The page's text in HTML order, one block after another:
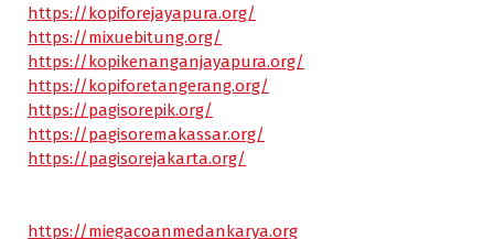
https://kopiforejayapura.org/
https://mixuebitung.org/
https://kopikenanganjayapura.org/
https://kopiforetangerang.org/
https://pagisorepik.org/
https://pagisoremakassar.org/
https://pagisorejakarta.org/
https://miegacoanmedankarya.org